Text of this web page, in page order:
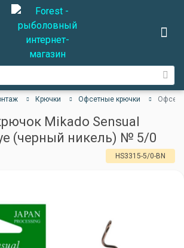
Крючки Офсетные крючки
Mikado Sensual
(черный никель) № 5/0
HS3315-5/0-BN